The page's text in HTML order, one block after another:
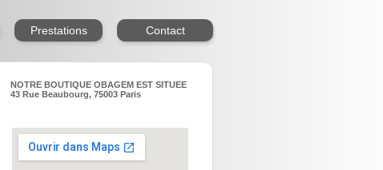
Prestations Contact
NOTRE BOUTIQUE OBAGEM EST SITUEE
43 Rue Beaubourg, 75003 Paris